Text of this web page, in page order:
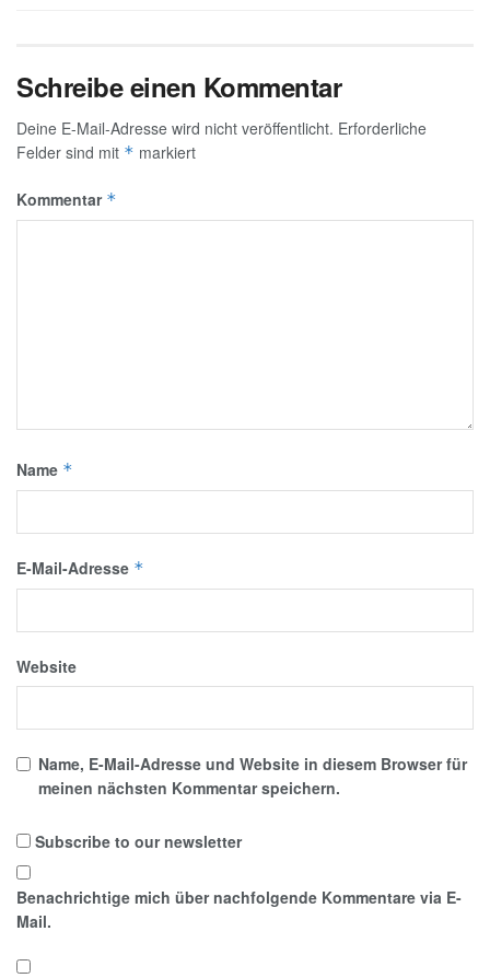
Schreibe einen Kommentar
Deine E-Mail-Adresse wird nicht veröffentlicht. Erforderliche
Felder sind mit * markiert
Kommentar *
Name *
E-Mail-Adresse *
Website
Name, E-Mail-Adresse und Website in diesem Browser für
meinen nächsten Kommentar speichern.
Subscribe to our newsletter
Benachrichtige mich über nachfolgende Kommentare via E-
Mail.